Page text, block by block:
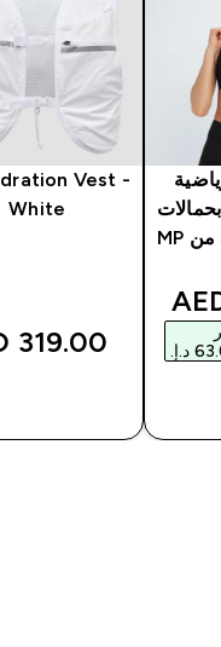
نسائية Power بحمالات
خلفية متقاطعة من MP
Vest -
White
319.00 AED‎